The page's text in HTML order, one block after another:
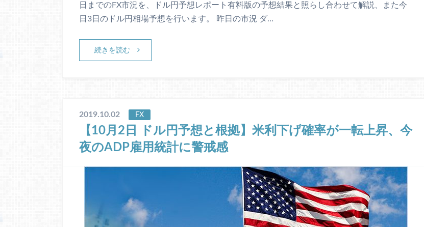
日までのFX市況を、ドル円予想レポート有料版の予想結果と照らし合わせて解説、また今
日3日のドル円相場予想を行います。 昨日の市況 ダ…
続きを読む
2019.10.02 FX
【10月2日 ドル円予想と根拠】米利下げ確率が一転上昇、今
夜のADP雇用統計に警戒感